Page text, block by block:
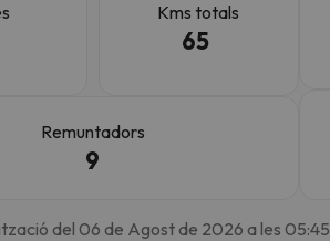
Kms totals
65
Remuntadors
9
del 06 de Agost de 2026 a les 05:45